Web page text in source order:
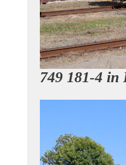
749 181-4 in